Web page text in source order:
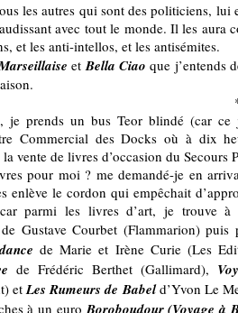
les autres qui sont des politiciens, lui
avec tout le monde. Il les aura
et les anti-intellos, et les antisémites.
etBella Ciao que j’entends
je prends un bus Teor blindé (car ce
Commercial des Docks où à dix
vente de livres d’occasion du Secours
pour moi ? me demandé-je en
enlève le cordon qui empêchait
parmi les livres d’art, je trouve à
de Gustave Courbet (Flammarion)
de Marie et Irène Curie (Les
de Frédéric Berthet (Gallimard),
etLes Rumeurs de Babeld’Yvon Le
à un euroBoroboudour (Voyage à